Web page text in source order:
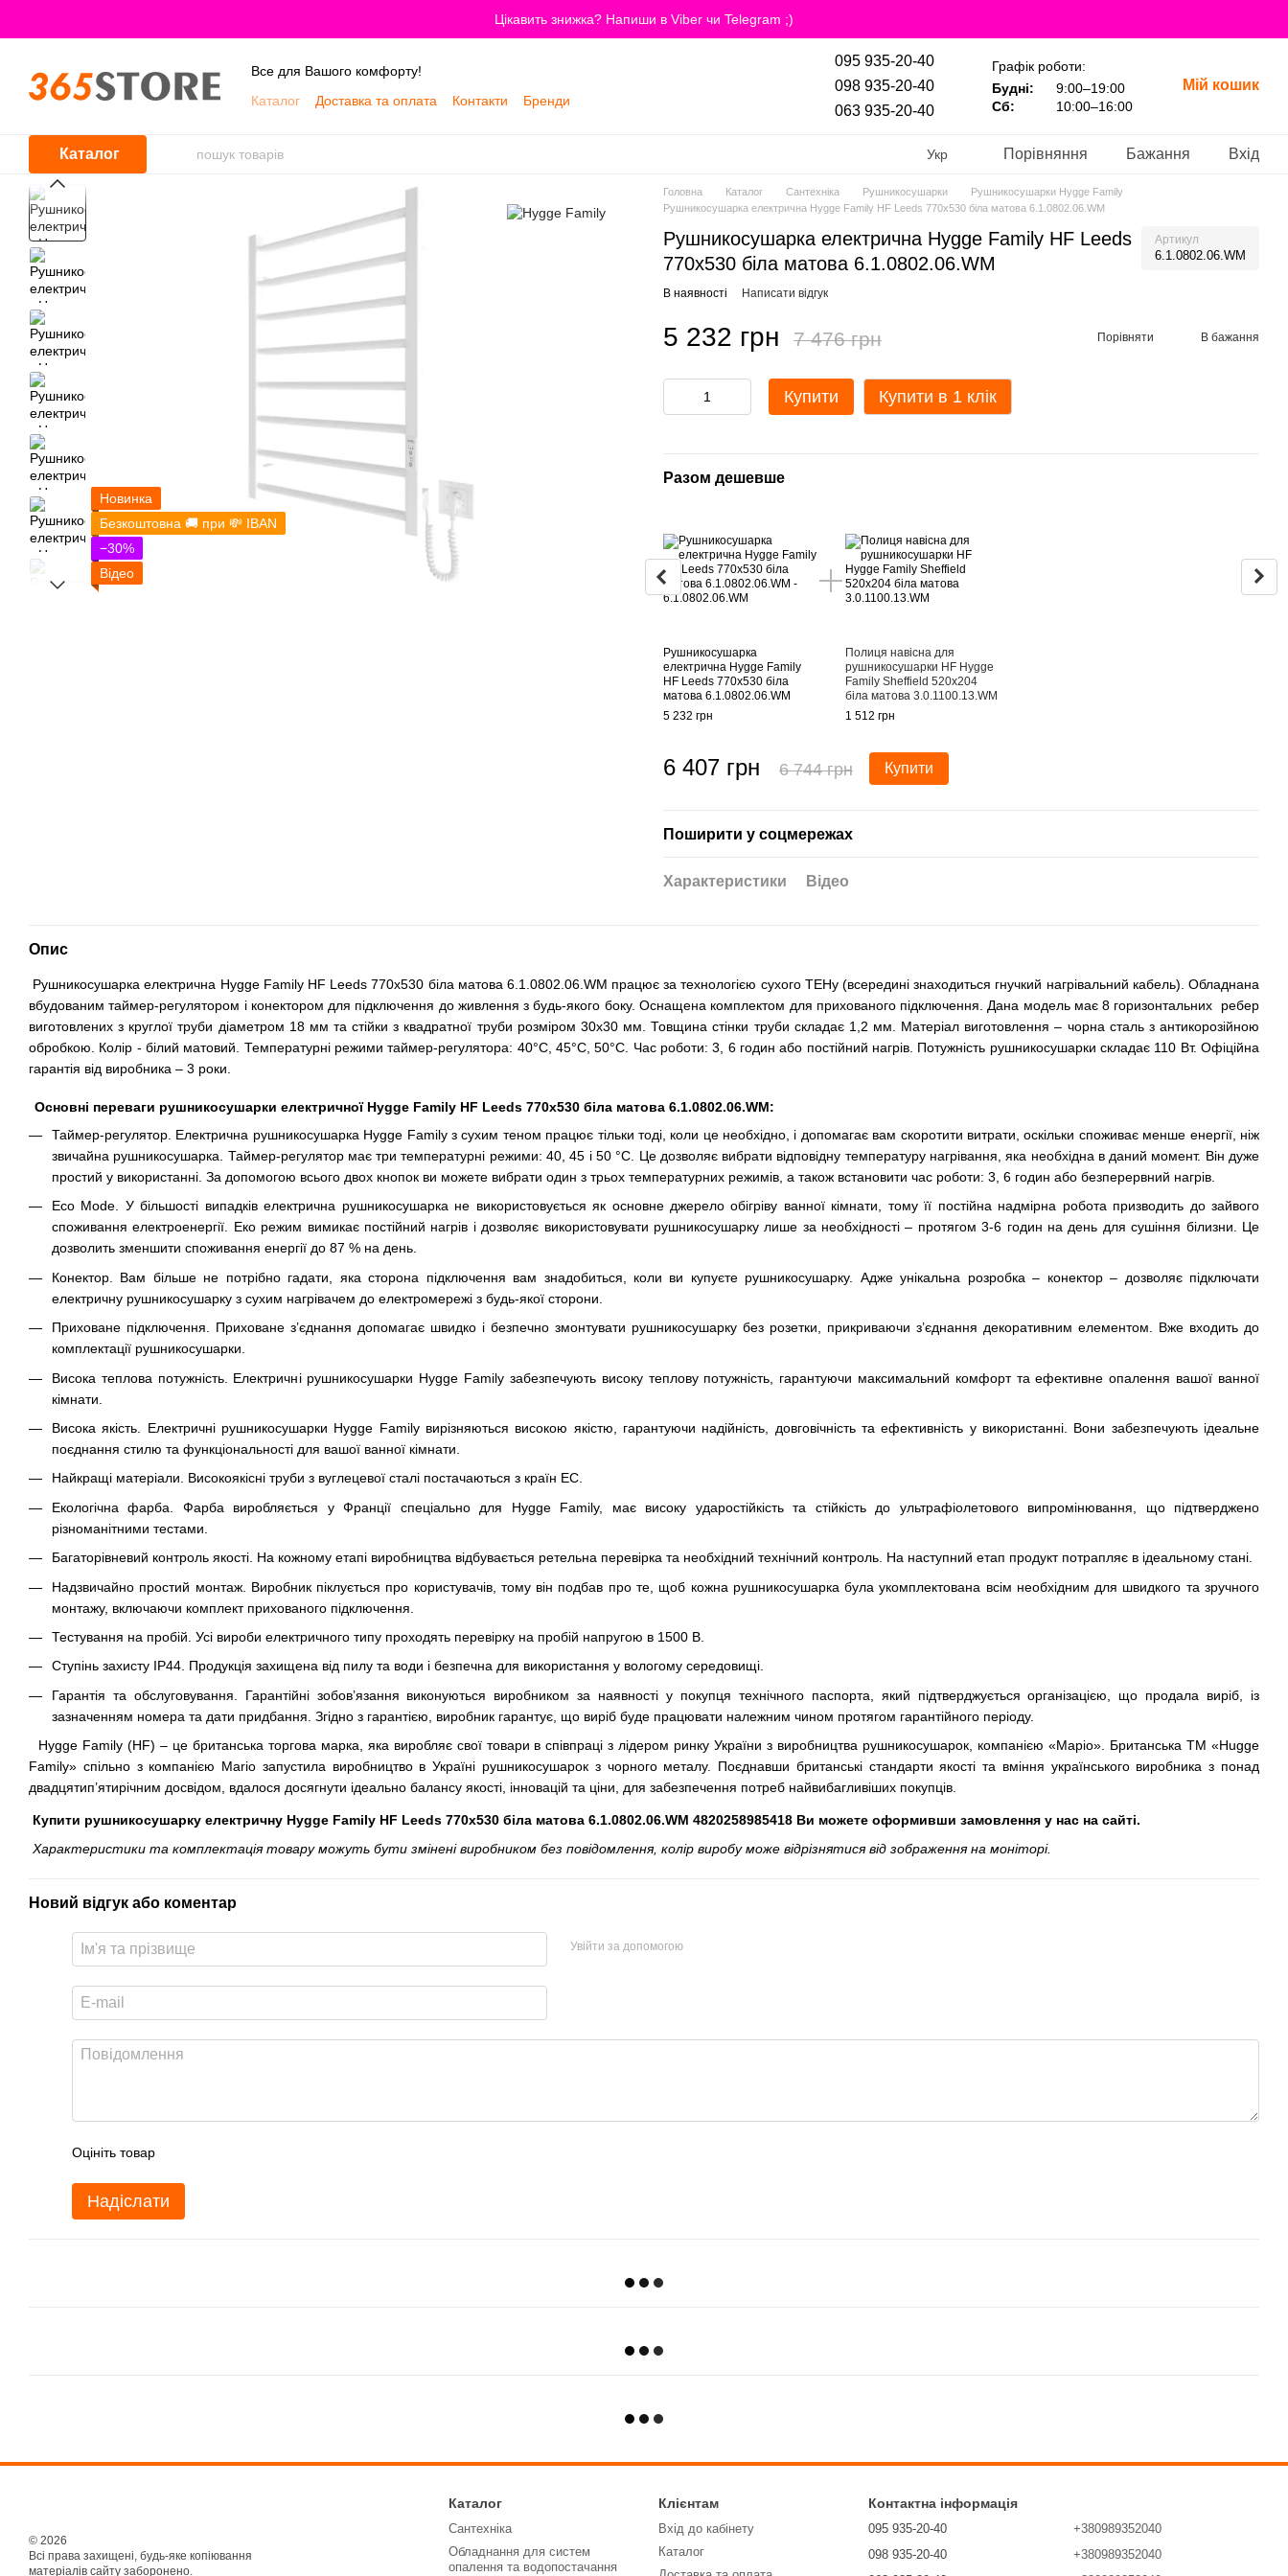
Цікавить знижка? Напиши в Viber чи Telegram ;)
Все для Вашого комфорту!
Каталог
Доставка та оплата Контакти
Бренди
095 935-20-40
098 935-20-40
063 935-20-40
Графік роботи:
Будні:
9:00–19:00
Сб:
10:00–16:00
Мій кошик
Каталог Укр Порівняння Бажання Вхід
Новинка
Безкоштовна 🚚 при 💸 IBAN
−30%
Відео
Головна Каталог Сантехніка Рушникосушарки
Рушникосушарки Hygge Family
Рушникосушарка електрична Hygge Family HF Leeds 770х530 біла матова 6.1.0802.06.WM
Рушникосушарка електрична Hygge Family HF Leeds
770х530 біла матова 6.1.0802.06.WM
Артикул
6.1.0802.06.WM
В наявності Написати відгук
5 232 грн 7 476 грн Порівняти В бажання
Купити Купити в 1 клік
Разом дешевше
Рушникосушарка
електрична Hygge Family
HF Leeds 770х530 біла
матова 6.1.0802.06.WM
5 232 грн
Полиця навісна для
рушникосушарки HF Hygge
Family Sheffield 520х204
біла матова 3.0.1100.13.WM
1 512 грн
6 407 грн 6 744 грн Купити
Поширити у соцмережах
Характеристики Відео
Опис
Рушникосушарка електрична Hygge Family HF Leeds 770х530 біла матова 6.1.0802.06.WM працює за технологією сухого ТЕНу (всередині знаходиться гнучкий нагрівальний кабель). Обладнана
вбудованим таймер-регулятором і конектором для підключення до живлення з будь-якого боку. Оснащена комплектом для прихованого підключення. Дана модель має 8 горизонтальних ребер
виготовлених з круглої труби діаметром 18 мм та стійки з квадратної труби розміром 30х30 мм. Товщина стінки труби складає 1,2 мм. Матеріал виготовлення – чорна сталь з антикорозійною
обробкою. Колір - білий матовий. Температурні режими таймер-регулятора: 40°С, 45°С, 50°С. Час роботи: 3, 6 годин або постійний нагрів. Потужність рушникосушарки складає 110 Вт. Офіційна
гарантія від виробника – 3 роки.
Основні переваги рушникосушарки електричної Hygge Family HF Leeds 770х530 біла матова 6.1.0802.06.WM:
Таймер-регулятор. Електрична рушникосушарка Hygge Family з сухим теном працює тільки тоді, коли це необхідно, і допомагає вам скоротити витрати, оскільки споживає менше енергії, ніж
звичайна рушникосушарка. Таймер-регулятор має три температурні режими: 40, 45 і 50 °С. Це дозволяє вибрати відповідну температуру нагрівання, яка необхідна в даний момент. Він дуже
простий у використанні. За допомогою всього двох кнопок ви можете вибрати один з трьох температурних режимів, а також встановити час роботи: 3, 6 годин або безперервний нагрів.
Eco Mode. У більшості випадків електрична рушникосушарка не використовується як основне джерело обігріву ванної кімнати, тому її постійна надмірна робота призводить до зайвого
споживання електроенергії. Еко режим вимикає постійний нагрів і дозволяє використовувати рушникосушарку лише за необхідності – протягом 3-6 годин на день для сушіння білизни. Це
дозволить зменшити споживання енергії до 87 % на день.
Конектор. Вам більше не потрібно гадати, яка сторона підключення вам знадобиться, коли ви купуєте рушникосушарку. Адже унікальна розробка – конектор – дозволяє підключати
електричну рушникосушарку з сухим нагрівачем до електромережі з будь-якої сторони.
Приховане підключення. Приховане з’єднання допомагає швидко і безпечно змонтувати рушникосушарку без розетки, прикриваючи з’єднання декоративним елементом. Вже входить до
комплектації рушникосушарки.
Висока теплова потужність. Електричні рушникосушарки Hygge Family забезпечують високу теплову потужність, гарантуючи максимальний комфорт та ефективне опалення вашої ванної
кімнати.
Висока якість. Електричні рушникосушарки Hygge Family вирізняються високою якістю, гарантуючи надійність, довговічність та ефективність у використанні. Вони забезпечують ідеальне
поєднання стилю та функціональності для вашої ванної кімнати.
Найкращі матеріали. Високоякісні труби з вуглецевої сталі постачаються з країн ЕС.
Екологічна фарба. Фарба виробляється у Франції спеціально для Hygge Family, має високу ударостійкість та стійкість до ультрафіолетового випромінювання, що підтверджено
різноманітними тестами.
Багаторівневий контроль якості. На кожному етапі виробництва відбувається ретельна перевірка та необхідний технічний контроль. На наступний етап продукт потрапляє в ідеальному стані.
Надзвичайно простий монтаж. Виробник піклується про користувачів, тому він подбав про те, щоб кожна рушникосушарка була укомплектована всім необхідним для швидкого та зручного
монтажу, включаючи комплект прихованого підключення.
Тестування на пробій. Усі вироби електричного типу проходять перевірку на пробій напругою в 1500 В.
Ступінь захисту IP44. Продукція захищена від пилу та води і безпечна для використання у вологому середовищі.
Гарантія та обслуговування. Гарантійні зобов’язання виконуються виробником за наявності у покупця технічного паспорта, який підтверджується організацією, що продала виріб, із
зазначенням номера та дати придбання. Згідно з гарантією, виробник гарантує, що виріб буде працювати належним чином протягом гарантійного періоду.
Hygge Family (HF) – це британська торгова марка, яка виробляє свої товари в співпраці з лідером ринку України з виробництва рушникосушарок, компанією «Маріо». Британська ТМ «Hugge
Family» спільно з компанією Mario запустила виробництво в Україні рушникосушарок з чорного металу. Поєднавши британські стандарти якості та вміння українського виробника з понад
двадцятип’ятирічним досвідом, вдалося досягнути ідеально балансу якості, інновацій та ціни, для забезпечення потреб найвибагливіших покупців.
Купити рушникосушарку електричну Hygge Family HF Leeds 770х530 біла матова 6.1.0802.06.WM 4820258985418 Ви можете оформивши замовлення у нас на сайті.
Характеристики та комплектація товару можуть бути змінені виробником без повідомлення, колір виробу може відрізнятися від зображення на моніторі.
Новий відгук або коментар
Увійти за допомогою
Оцініть товар
Надіслати
© 2026
Всі права захищені, будь-яке копіювання
матеріалів сайту заборонено.
Каталог
Сантехніка
Обладнання для систем
опалення та водопостачання
Клієнтам
Вхід до кабінету
Каталог
Контактна інформація
095 935-20-40
098 935-20-40
+380989352040
+380989352040